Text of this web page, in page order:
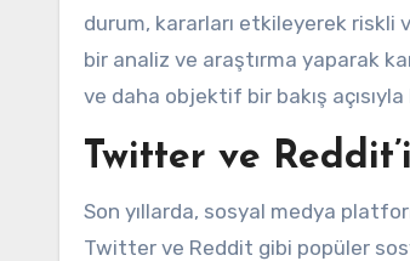
durum, kararları etkileyerek riskli
bir analiz ve araştırma yaparak
ve daha objektif bir bakış açısıyla
Twitter ve
Son yıllarda, sosyal medya
Twitter ve Reddit gibi popüler